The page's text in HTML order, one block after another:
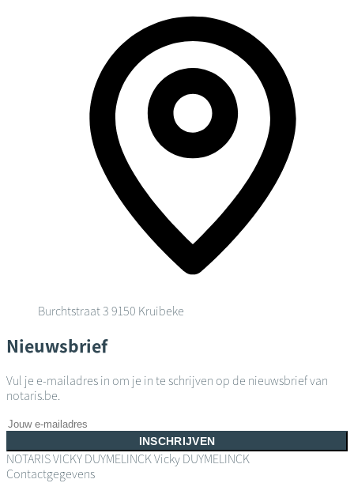
Burchtstraat 3 9150 Kruibeke
Nieuwsbrief
Vul je e-mailadres in om je in te schrijven op de nieuwsbrief van
notaris.be.
INSCHRIJVEN
NOTARIS VICKY DUYMELINCKVicky DUYMELINCK
Contactgegevens